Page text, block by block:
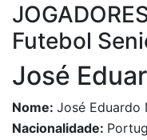
Futebol
José
Nome: José Eduardo
Nacionalidade: